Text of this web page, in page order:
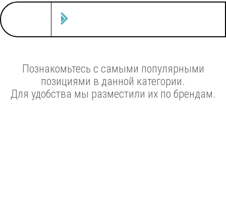
Познакомьтесь с самыми популярными
позициями в данной категории.
Для удобства мы разместили их по брендам.